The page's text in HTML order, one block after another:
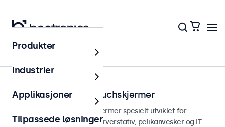
Hjem
Stativmonterbare touchskjermer
Stativmonterbare touchskjermer spesielt utviklet for
integrasjon i 19-tommers serverstativ, pelikanvesker og IT-
Produkter
Industrier
Applikasjoner
Tilpassede løsninger